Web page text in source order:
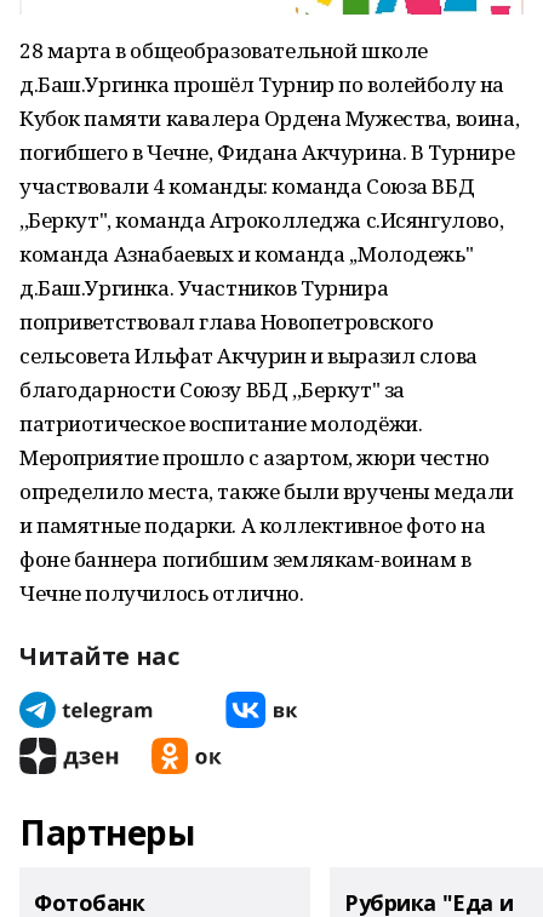
28 марта в общеобразовательной школе
д.Баш.Ургинка прошёл Турнир по волейболу на
Кубок памяти кавалера Ордена Мужества, воина,
погибшего в Чечне, Фидана Акчурина. В Турнире
участвовали 4 команды: команда Союза ВБД
,,Беркут", команда Агроколледжа с.Исянгулово,
команда Азнабаевых и команда ,,Молодежь"
д.Баш.Ургинка. Участников Турнира
поприветствовал глава Новопетровского
сельсовета Ильфат Акчурин и выразил слова
благодарности Союзу ВБД ,,Беркут" за
патриотическое воспитание молодёжи.
Мероприятие прошло с азартом, жюри честно
определило места, также были вручены медали
и памятные подарки. А коллективное фото на
фоне баннера погибшим землякам-воинам в
Чечне получилось отлично.
Читайте нас
Партнеры
Фотобанк Рубрика "Еда и